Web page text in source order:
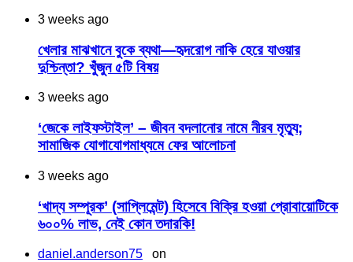
3 weeks ago
খেলার মাঝখানে বুকে ব্যথা—হৃদরোগ নাকি হেরে যাওয়ার
দুশ্চিন্তা? খুঁজুন ৫টি বিষয়
3 weeks ago
‘জেকে লাইফস্টাইল’ – জীবন বদলানোর নামে নীরব মৃত্যু;
সামাজিক যোগাযোগমাধ্যমে ফের আলোচনা
3 weeks ago
‘খাদ্য সম্পূরক’ (সাপ্লিমেন্ট) হিসেবে বিক্রি হওয়া প্রোবায়োটিকে
৬০০% লাভ, নেই কোন তদারকি!
daniel.anderson75 on